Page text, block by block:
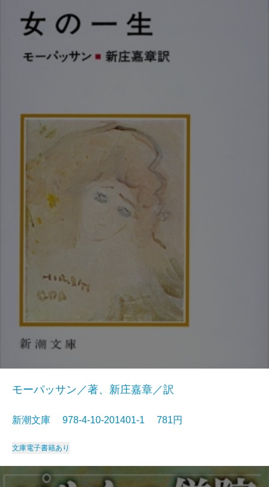
モーパッサン／著、新庄嘉章／訳
新潮文庫 978-4-10-201401-1 781円
文庫電子書籍あり